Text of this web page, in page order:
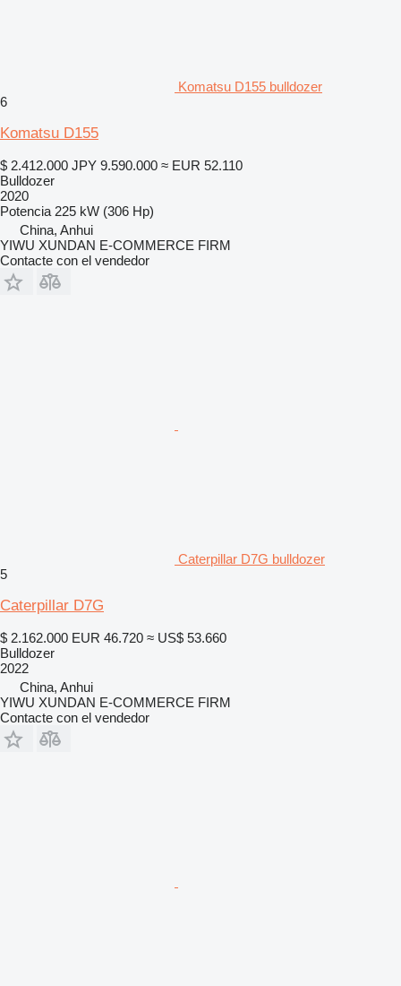
Komatsu D155 bulldozer
6
Komatsu D155
$ 2.412.000 JPY 9.590.000 ≈ EUR 52.110
Bulldozer
2020
Potencia 225 kW (306 Hp)
China, Anhui
YIWU XUNDAN E-COMMERCE FIRM
Contacte con el vendedor
Caterpillar D7G bulldozer
5
Caterpillar D7G
$ 2.162.000 EUR 46.720 ≈ US$ 53.660
Bulldozer
2022
China, Anhui
YIWU XUNDAN E-COMMERCE FIRM
Contacte con el vendedor